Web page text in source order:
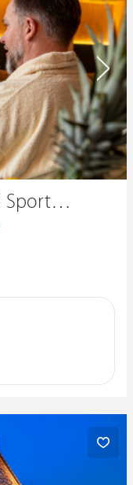
Fair Resort Wellness- und Sporthotel All Inclusive